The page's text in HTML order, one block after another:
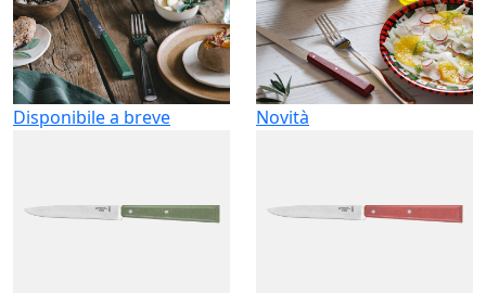
Disponibile a breve Novità